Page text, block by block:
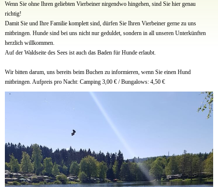
Wenn Sie ohne Ihren geliebten Vierbeiner nirgendwo hingehen, sind Sie hier genau
richtig!
Damit Sie und Ihre Familie komplett sind, dürfen Sie Ihren Vierbeiner gerne zu uns
mitbringen. Hunde sind bei uns nicht nur geduldet, sondern in all unseren Unterkünften
herzlich willkommen.
Auf der Waldseite des Sees ist auch das Baden für Hunde erlaubt.
Wir bitten darum, uns bereits beim Buchen zu informieren, wenn Sie einen Hund
mitbringen. Aufpreis pro Nacht: Camping 3,00 € / Bungalows: 4,50 €